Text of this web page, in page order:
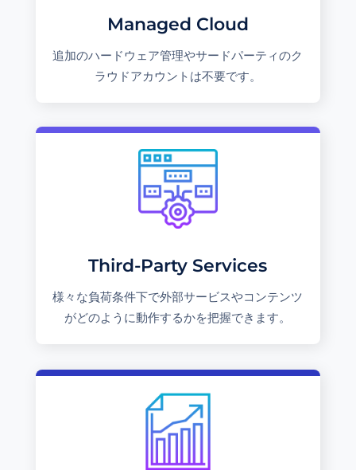
Managed Cloud
追加のハードウェア管理やサードパーティのク
ラウドアカウントは不要です。
Third-Party Services
様々な負荷条件下で外部サービスやコンテンツ
がどのように動作するかを把握できます。